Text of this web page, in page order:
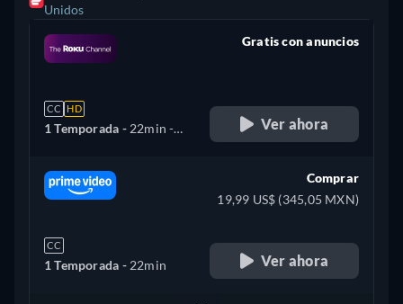
Unidos
CC HD
1 Temporada - 22min -
Gratis con anuncios
Ver ahora
CC
1 Temporada - 22min
Comprar
19,99 US$ (345,05 MXN)
Ver ahora